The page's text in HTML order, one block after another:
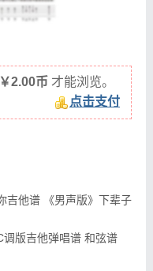
2.00币 才能浏览。
点击支付
吉他谱 《男声版》下辈子
版吉他弹唱谱 和弦谱